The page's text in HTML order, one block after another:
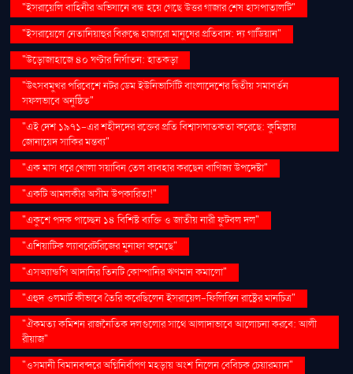
"ইসরায়েলি বাহিনীর অভিযানে বন্ধ হয়ে গেছে উত্তর গাজার শেষ হাসপাতালটি"
"ইসরায়েলে নেতানিয়াহুর বিরুদ্ধে হাজারো মানুষের প্রতিবাদ: দ্য গার্ডিয়ান"
"উড়োজাহাজে ৪০ ঘণ্টার নির্যাতন: হাতকড়া
"উৎসবমুখর পরিবেশে নটর ডেম ইউনিভার্সিটি বাংলাদেশের দ্বিতীয় সমাবর্তন
সফলভাবে অনুষ্ঠিত"
"এই দেশ ১৯৭১-এর শহীদদের রক্তের প্রতি বিশ্বাসঘাতকতা করেছে: কুমিল্লায়
জোনায়েদ সাকির মন্তব্য"
"এক মাস ধরে খোলা সয়াবিন তেল ব্যবহার করছেন বাণিজ্য উপদেষ্টা"
"একটি আমলকীর অসীম উপকারিতা!"
"একুশে পদক পাচ্ছেন ১৪ বিশিষ্ট ব্যক্তি ও জাতীয় নারী ফুটবল দল"
"এশিয়াটিক ল্যাবরেটরিজের মুনাফা কমেছে"
"এসঅ্যান্ডপি আদানির তিনটি কোম্পানির ঋণমান কমালো"
"এহুদ ওলমার্ট কীভাবে তৈরি করেছিলেন ইসরায়েল-ফিলিস্তিন রাষ্ট্রের মানচিত্র"
"ঐকমত্য কমিশন রাজনৈতিক দলগুলোর সাথে আলাদাভাবে আলোচনা করবে: আলী
রীয়াজ"
"ওসমানী বিমানবন্দরে অগ্নিনির্বাপণ মহড়ায় অংশ নিলেন বেবিচক চেয়ারম্যান"